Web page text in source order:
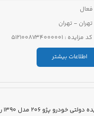
فعال
تهران - تهران
کد مزایده : 5121008734000001
اطلاعات بیشتر